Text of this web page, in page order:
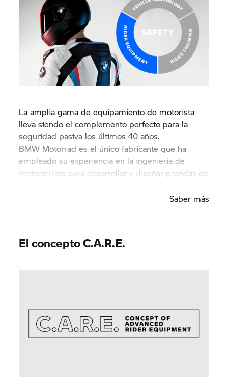
La amplia gama de equipamiento de motorista
lleva siendo el complemento perfecto para la
seguridad pasiva los últimos 40 años.
BMW Motorrad es el único fabricante que ha
empleado su experiencia en la ingeniería de
motocicletas para desarrollar y diseñar prendas de
Saber más
El concepto C.A.R.E.